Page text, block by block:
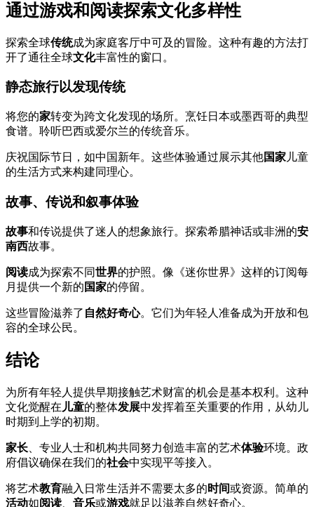
通过游戏和阅读探索文化多样性
探索全球传统成为家庭客厅中可及的冒险。这种有趣的方法打
开了通往全球文化丰富性的窗口。
静态旅行以发现传统
将您的家转变为跨文化发现的场所。烹饪日本或墨西哥的典型
食谱。聆听巴西或爱尔兰的传统音乐。
庆祝国际节日，如中国新年。这些体验通过展示其他国家 儿童
的生活方式来构建同理心。
故事、传说和叙事体验
故事和传说提供了迷人的想象旅行。探索希腊神话或非洲的安
南西故事。
阅读成为探索不同世界的护照。像《迷你世界》这样的订阅每
月提供一个新的 国家的停留。
这些冒险滋养了 自然好奇心。它们为年轻人准备成为开放和包
容的全球公民。
结论
为所有年轻人提供早期接触艺术财富的机会是基本权利。这种
文化觉醒在 儿童的整体发展中发挥着至关重要的作用，从幼儿
时期到上学的初期。
家长 、专业人士和机构共同努力创造丰富的艺术体验环境。政
府倡议确保在我们的社会中实现平等接入。
将艺术教育融入日常生活并不需要太多的 时间或资源。简单的
活动如阅读 音乐或游戏就足以滋养自然好奇心。